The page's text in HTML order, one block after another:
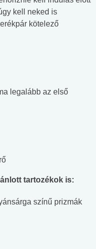
kell neked is
kötelező
legalább az első
tartozékok is:
színű prizmák